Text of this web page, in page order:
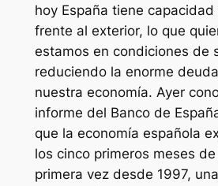
hoy España tiene
frente al exterior, lo que
estamos en condiciones de
reduciendo la enorme
nuestra economía. Ayer
informe del Banco de
que la economía española
los cinco primeros meses
primera vez desde 1997,